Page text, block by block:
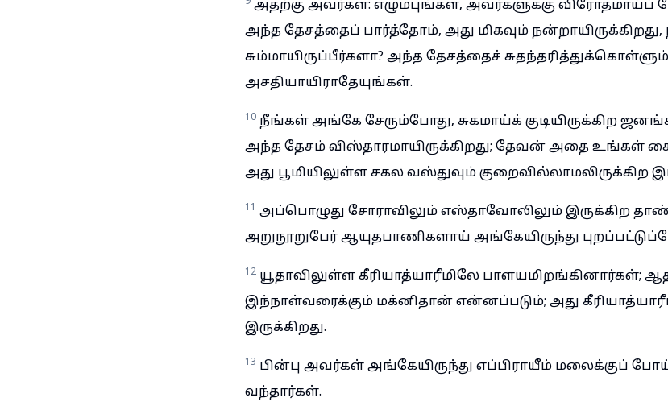
அதற்கு அவர்கள்: எழும்புங்கள், அவர்களுக்கு
அந்த தேசத்தைப் பார்த்தோம், அது மிகவும்
சும்மாயிருப்பீர்களா? அந்த தேசத்தைச்
அசதியாயிராதேயுங்கள்.
10 நீங்கள் அங்கே சேரும்போது, சுகமாய்க் குடியிருக்கிற
அந்த தேசம் விஸ்தாரமாயிருக்கிறது; தேவன் அதை உங்கள்
அது பூமியிலுள்ள சகல வஸ்துவும் குறைவில்லாமலிருக்கிற
11 அப்பொழுது சோராவிலும் எஸ்தாவோலிலும் இருக்கிற
அறுநூறுபேர் ஆயுதபாணிகளாய் அங்கேயிருந்து
12 யூதாவிலுள்ள கீரியாத்யாரீமிலே பாளயமிறங்கினார்கள்;
இந்நாள்வரைக்கும் மக்னிதான் என்னப்படும்; அது
இருக்கிறது.
13 பின்பு அவர்கள் அங்கேயிருந்து எப்பிராயீம் மலைக்குப்
வந்தார்கள்.